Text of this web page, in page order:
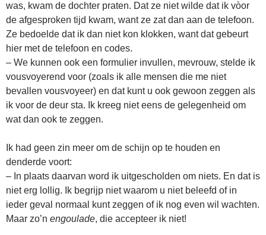
was, kwam de dochter praten. Dat ze niet wilde dat ik vòor
de afgesproken tijd kwam, want ze zat dan aan de telefoon.
Ze bedoelde dat ik dan niet kon klokken, want dat gebeurt
hier met de telefoon en codes.
– We kunnen ook een formulier invullen, mevrouw, stelde ik
vousvoyerend voor (zoals ik alle mensen die me niet
bevallen vousvoyeer) en dat kunt u ook gewoon zeggen als
ik voor de deur sta. Ik kreeg niet eens de gelegenheid om
wat dan ook te zeggen.
Ik had geen zin meer om de schijn op te houden en
denderde voort:
– In plaats daarvan word ik uitgescholden om niets. En dat is
niet erg lollig. Ik begrijp niet waarom u niet beleefd of in
ieder geval normaal kunt zeggen of ik nog even wil wachten.
Maar zo’n engoulade, die accepteer ik niet!